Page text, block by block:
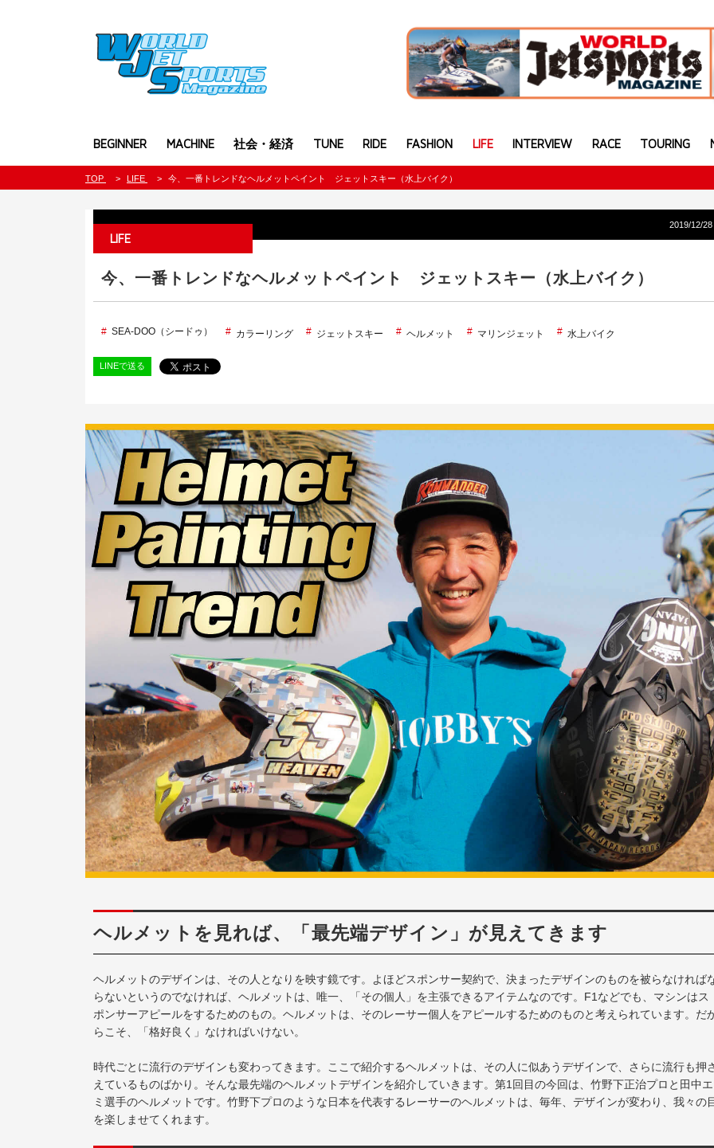
BEGINNER MACHINE 社会・経済 TUNE RIDE FASHION LIFE INTERVIEW RACE TOURING
TOP LIFE 今、一番トレンドなヘルメットペイント ジェットスキー（水上バイク）
2019/12/28
LIFE
今、一番トレンドなヘルメットペイント ジェットスキー（水上バイク）
SEA-DOO（シードゥ） カラーリング ジェットスキー ヘルメット マリンジェット 水上バイク
LINEで送る
ヘルメットを見れば、「最先端デザイン」が見えてきます
ヘルメットのデザインは、その人となりを映す鏡です。よほどスポンサー契約で、決まったデザインのものを被らなければ
らないというのでなければ、ヘルメットは、唯一、「その個人」を主張できるアイテムなのです。F1などでも、マシンはス
ポンサーアピールをするためのもの。ヘルメットは、そのレーサー個人をアピールするためのものと考えられています。だ
らこそ、「格好良く」なければいけない。
時代ごとに流行のデザインも変わってきます。ここで紹介するヘルメットは、その人に似あうデザインで、さらに流行も押
えているものばかり。そんな最先端のヘルメットデザインを紹介していきます。第1回目の今回は、竹野下正治プロと田中エ
ミ選手のヘルメットです。竹野下プロのような日本を代表するレーサーのヘルメットは、毎年、デザインが変わり、我々の
を楽しませてくれます。